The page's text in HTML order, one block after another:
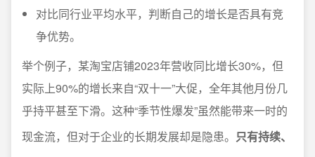
对比同行业平均水平，判断自己的增长是否具有竞
争优势。
举个例子，某淘宝店铺2023年营收同比增长30%，但
实际上90%的增长来自“双十一”大促，全年其他月份几
乎持平甚至下滑。这种“季节性爆发”虽然能带来一时的
现金流，但对于企业的长期发展却是隐患。 只有持续、